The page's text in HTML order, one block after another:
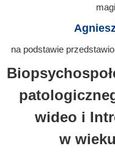
na podstawie
wideo i
w